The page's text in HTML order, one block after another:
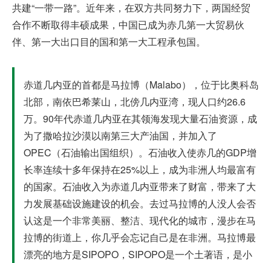
共建“一带一路”。近年来，在双方共同努力下，两国经贸
合作不断取得丰硕成果，中国已成为赤几第一大贸易伙
伴、第一大出口目的国和第一大工程承包国。
赤道几内亚的首都是马拉博（Malabo），位于比奥科岛
北部，南依巴希莱山，北傍几内亚湾，现人口约26.6
万。90年代赤道几内亚在其领海发现大量石油资源，成
为了撒哈拉沙漠以南第三大产油国，并加入了
OPEC（石油输出国组织）。石油收入使赤几的GDP增
长率连续十多年保持在25%以上，成为非洲人均最富有
的国家。石油收入为赤道几内亚带来了财富，带来了大
力发展基础设施建设的机会。去过马拉博的人没人会否
认这是一个非常美丽、整洁、现代化的城市，漫步在马
拉博的街道上，你几乎会忘记自己是在非洲。马拉博最
漂亮的地方是SIPOPO，SIPOPO是一个土著语，是小